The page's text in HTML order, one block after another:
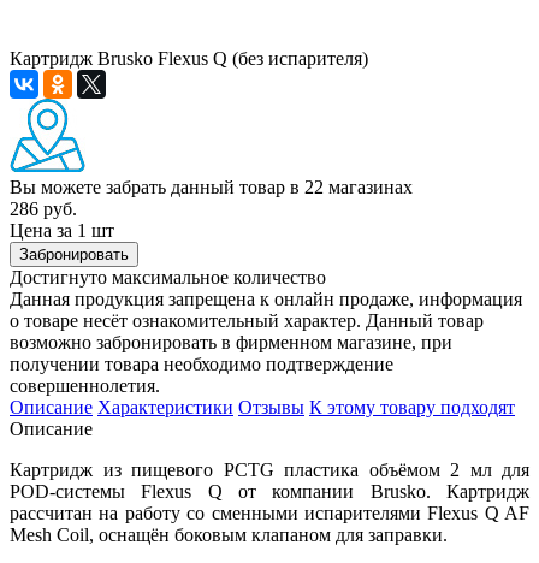
Картридж Brusko Flexus Q (без испарителя)
Вы можете забрать данный товар в 22 магазинах
286 руб.
Цена за 1 шт
Забронировать
Достигнуто максимальное количество
Данная продукция запрещена к онлайн продаже, информация
о товаре несёт ознакомительный характер. Данный товар
возможно забронировать в фирменном магазине, при
получении товара необходимо подтверждение
совершеннолетия.
Описание Характеристики Отзывы К этому товару подходят
Описание
Картридж из пищевого PCTG пластика объёмом 2 мл для
POD-системы Flexus Q от компании Brusko. Картридж
рассчитан на работу со сменными испарителями Flexus Q AF
Mesh Coil, оснащён боковым клапаном для заправки.